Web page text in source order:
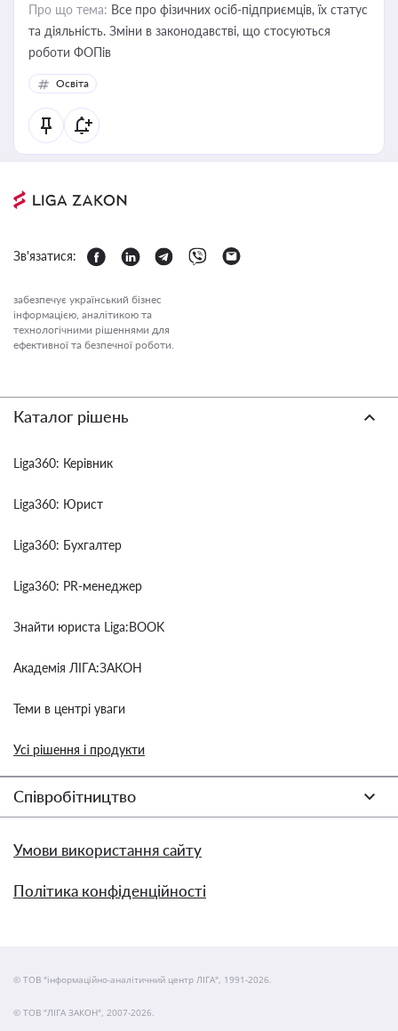
Про що тема: Все про фізичних осіб-підприємців, їх статус
та діяльність. Зміни в законодавстві, що стосуються
роботи ФОПів
Освіта
Зв'язатися:
забезпечує український бізнес
інформацією, аналітикою та
технологічними рішеннями для
ефективної та безпечної роботи.
Каталог рішень
Liga360: Керівник
Liga360: Юрист
Liga360: Бухгалтер
Liga360: PR-менеджер
Знайти юриста Liga:BOOK
Академія ЛІГА:ЗАКОН
Теми в центрі уваги
Усі рішення і продукти
Співробітництво
Умови використання сайту
Політика конфіденційності
© ТОВ "інформаційно-аналітичний центр ЛІГА", 1991-2026.
© ТОВ "ЛІГА ЗАКОН", 2007-2026.